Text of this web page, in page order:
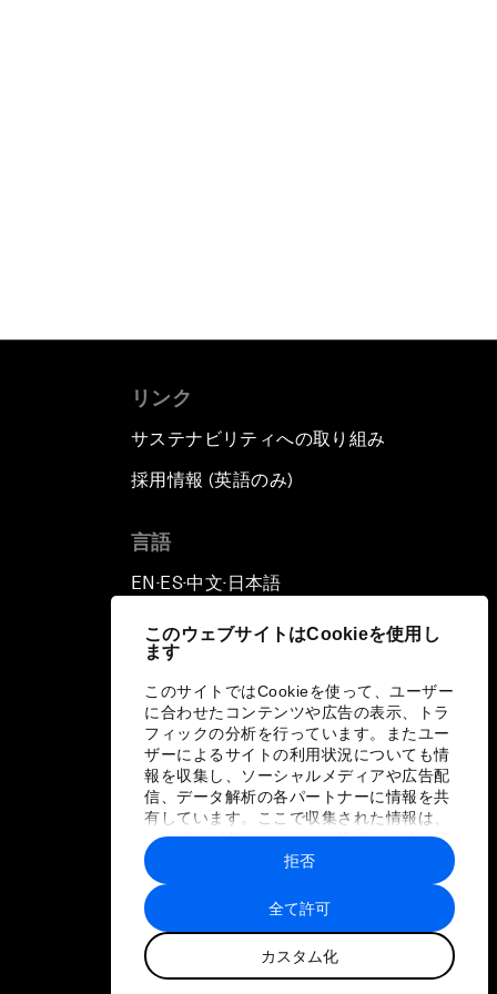
このウェブサイトはCookieを使用し
ます
このサイトではCookieを使って、ユーザー
に合わせたコンテンツや広告の表示、トラ
フィックの分析を行っています。またユー
ザーによるサイトの利用状況についても情
報を収集し、ソーシャルメディアや広告配
信、データ解析の各パートナーに情報を共
有しています。ここで収集された情報は、
ユーザーが各パートナーに提供した他の情
報や各パートナーのサービスを使用した際
に収集された情報と組み合わされ、各パー
トナーによって使用されることがありま
す。
全て許可
カスタム化
拒否
リンク
サステナビリティへの取り組み
採用情報 (英語のみ)
言語
EN ▪ ES▪中文▪ 日本語